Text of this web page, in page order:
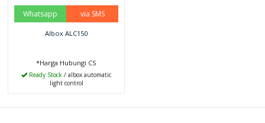
Whatsapp via SMS
Albox ALC150
*Harga Hubungi CS
Ready Stock / albox automatic
light control